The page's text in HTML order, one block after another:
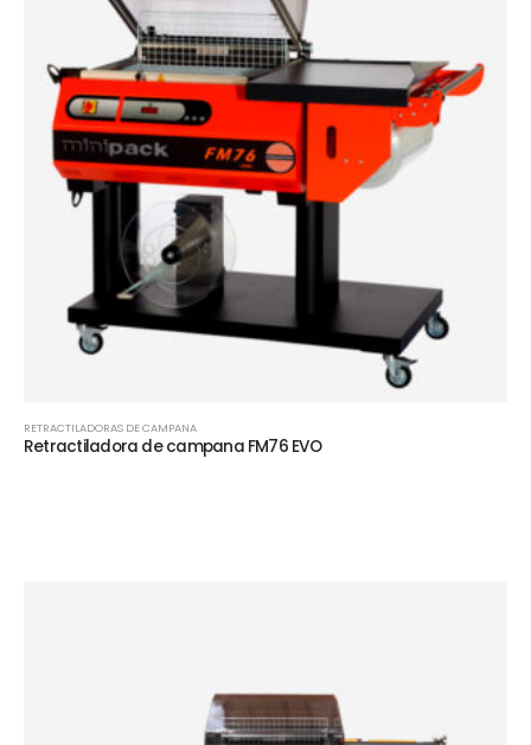
RETRACTILADORAS DE CAMPANA
Retractiladora de campana FM76 EVO